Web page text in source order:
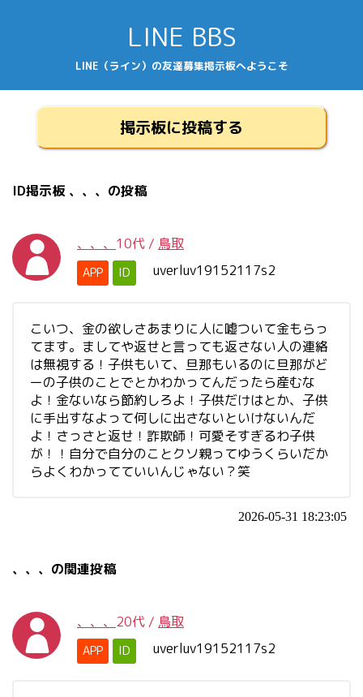
LINE BBS
LINE（ライン）の友達募集掲示板へようこそ
掲示板に投稿する
ID掲示板 、、、の投稿
、、、 10代 / 鳥取
APP ID uverluv19152117s2
こいつ、金の欲しさあまりに人に嘘ついて金もらっ
てます。ましてや返せと言っても返さない人の連絡
は無視する！子供もいて、旦那もいるのに旦那がど
ーの子供のことでとかわかってんだったら産むな
よ！金ないなら節約しろよ！子供だけはとか、子供
に手出すなよって何しに出さないといけないんだ
よ！さっさと返せ！詐欺師！可愛そすぎるわ子供
が！！自分で自分のことクソ親ってゆうくらいだか
らよくわかってていいんじゃない？笑
2026-05-31 18:23:05
、、、の関連投稿
、、、 20代 / 鳥取
APP ID uverluv19152117s2